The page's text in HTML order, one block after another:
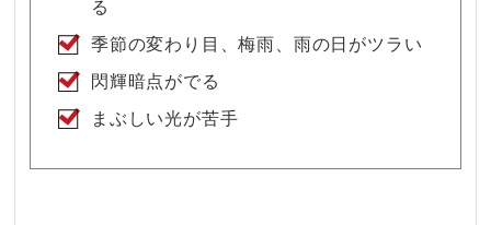
る
季節の変わり目、梅雨、雨の日がツラい
閃輝暗点がでる
まぶしい光が苦手